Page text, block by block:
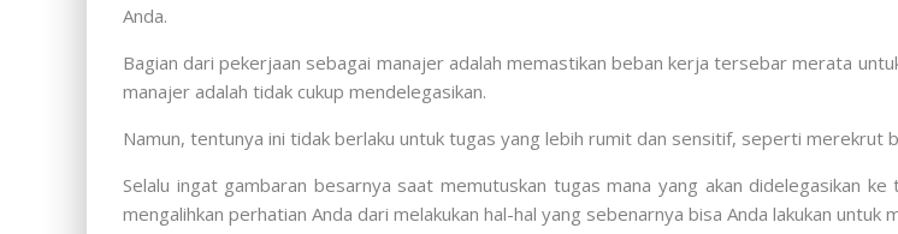
Anda.
Bagian dari pekerjaan sebagai manajer adalah memastikan beban kerja tersebar merata
manajer adalah tidak cukup mendelegasikan.
Namun, tentunya ini tidak berlaku untuk tugas yang lebih rumit dan sensitif, seperti merekrut
Selalu ingat gambaran besarnya saat memutuskan tugas mana yang akan didelegasikan
mengalihkan perhatian Anda dari melakukan hal-hal yang sebenarnya bisa Anda lakukan untuk